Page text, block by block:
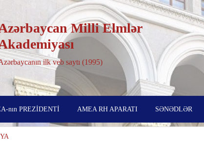
Milli Elmlər
ilk veb saytı (1995)
nın PREZİDENTİ AMEA RH APARATI SƏNƏDLƏR